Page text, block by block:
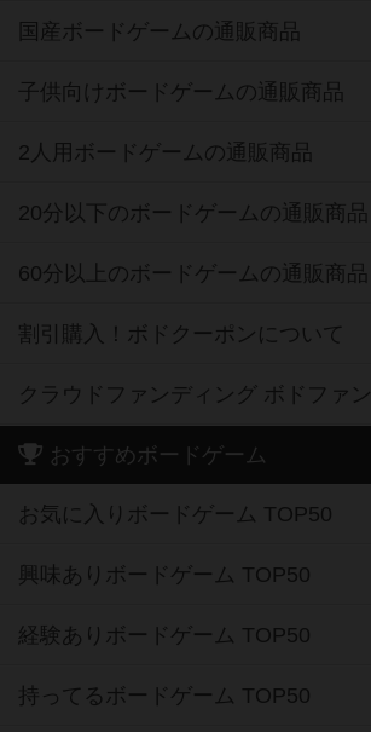
国産ボードゲームの通販商品
子供向けボードゲームの通販商品
2人用ボードゲームの通販商品
20分以下のボードゲームの通販商品
60分以上のボードゲームの通販商品
割引購入！ボドクーポンについて
クラウドファンディング ボドファン
おすすめボードゲーム
お気に入りボードゲーム TOP50
興味ありボードゲーム TOP50
経験ありボードゲーム TOP50
持ってるボードゲーム TOP50